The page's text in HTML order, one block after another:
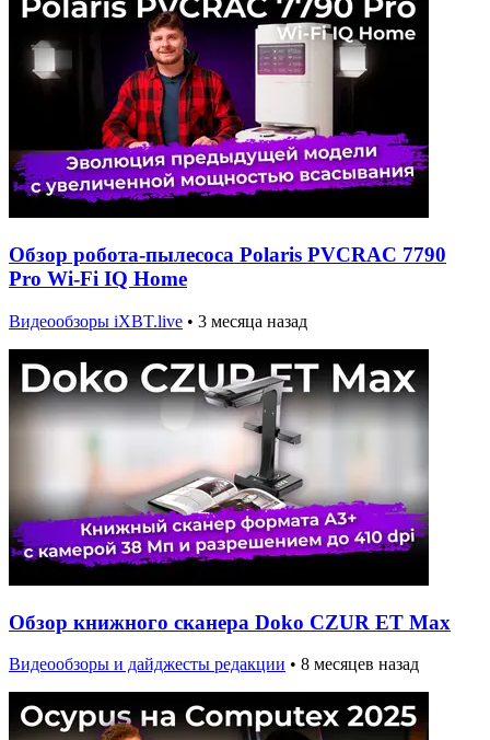
Обзор робота-пылесоса Polaris PVCRAC 7790
Pro Wi-Fi IQ Home
Видеообзоры iXBT.live • 3 месяца назад
Обзор книжного сканера Doko CZUR ET Max
Видеообзоры и дайджесты редакции • 8 месяцев назад